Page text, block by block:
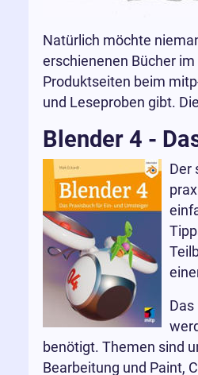
Natürlich möchte
erschienenen Bücher
Produktseiten beim
und Leseproben gibt.
Blender 4 -
Der
benötigt. Themen sind
Bearbeitung und Paint,